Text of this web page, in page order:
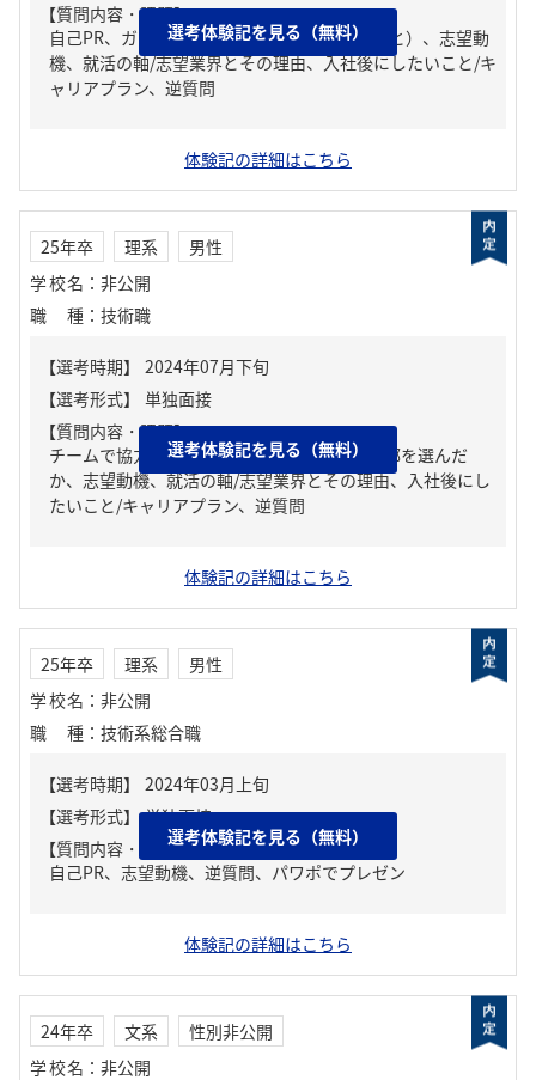
【質問内容・課題】
自己PR、ガクチカ（学生時代に力を入れたこと）、志望動
機、就活の軸/志望業界とその理由、入社後にしたいこと/キ
ャリアプラン、逆質問
選考体験記を見る（無料）
体験記の詳細はこちら
25年卒 理系
男性
学校名 ： 非公開
職種 ： 技術職
【質問内容・課題】
チームで協力した出来事、なぜ今の大学、学部を選んだ
か、志望動機、就活の軸/志望業界とその理由、入社後にし
たいこと/キャリアプラン、逆質問
選考体験記を見る（無料）
体験記の詳細はこちら
25年卒 理系
男性
学校名 ： 非公開
職種 ： 技術系総合職
【質問内容・課題】
自己PR、志望動機、逆質問、パワポでプレゼン
選考体験記を見る（無料）
体験記の詳細はこちら
24年卒 文系
性別非公開
学校名 ： 非公開